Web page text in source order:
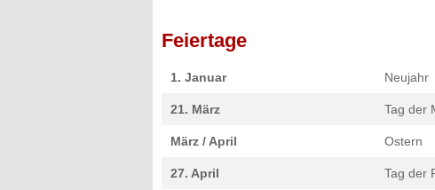
Feiertage
1. Januar Neujahr
21. März Tag der
März / April Ostern
27. April Tag der